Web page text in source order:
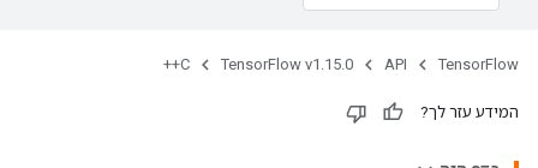
TensorFlow
API
TensorFlow v1.15.0
C++
המידע עזר לך?